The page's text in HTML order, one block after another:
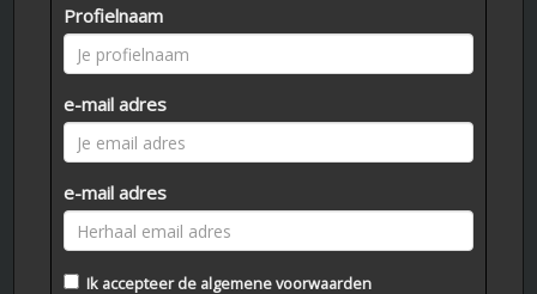
Profielnaam
e-mail adres
e-mail adres
Ik accepteer de algemene voorwaarden